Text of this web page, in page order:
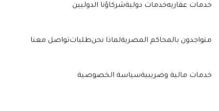
خدمات عقاريهخدمات دوليةشركاؤنا الدوليين
متواجدون بالمحاكم المصريةلماذا نحنطلباتتواصل معنا
خدمات مالية وضريبيةسياسة الخصوصية